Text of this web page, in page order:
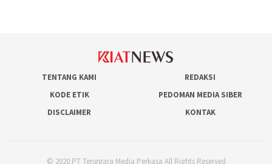
TENTANG KAMI
REDAKSI
KODE ETIK
PEDOMAN MEDIA SIBER
DISCLAIMER
KONTAK
© 2020 PT Tenggara Media Perkasa All Rights Reserved